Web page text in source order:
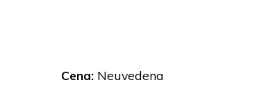
Cena: Neuvedena